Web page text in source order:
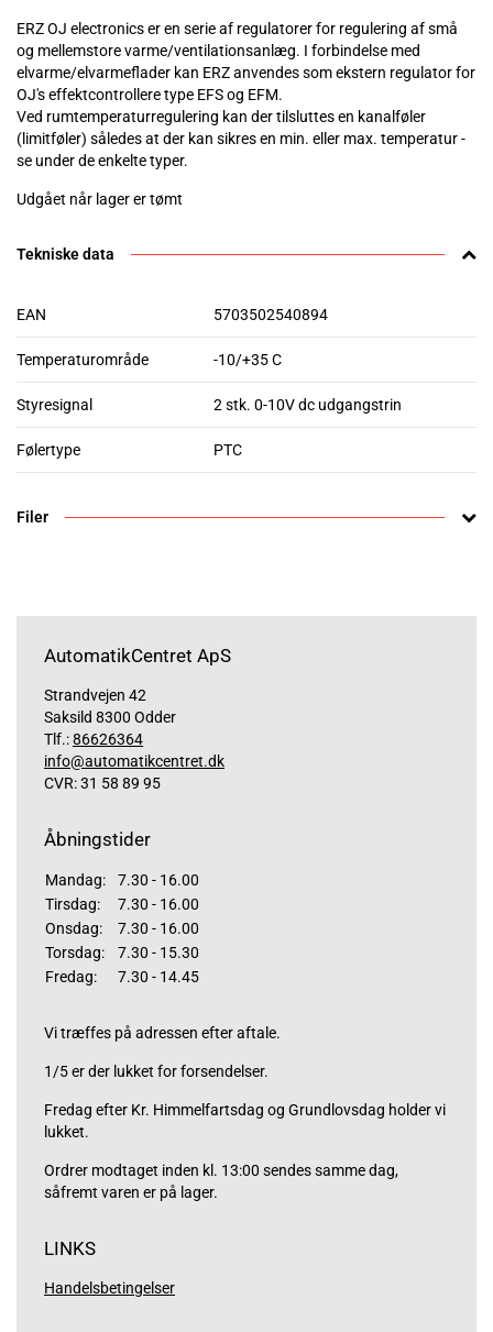
ERZ OJ electronics er en serie af regulatorer for regulering af små
og mellemstore varme/ventilationsanlæg. I forbindelse med
elvarme/elvarmeflader kan ERZ anvendes som ekstern regulator for
OJ's effektcontrollere type EFS og EFM.
Ved rumtemperaturregulering kan der tilsluttes en kanalføler
(limitføler) således at der kan sikres en min. eller max. temperatur -
se under de enkelte typer.
Udgået når lager er tømt
Tekniske data
EAN 5703502540894
Temperaturområde -10/+35 C
Styresignal 2 stk. 0-10V dc udgangstrin
Følertype PTC
Filer
AutomatikCentret ApS
Strandvejen 42
Saksild 8300 Odder
Tlf.:86626364
info@automatikcentret.dk
CVR: 31 58 89 95
Åbningstider
Mandag:
7.30 - 16.00
Tirsdag:
7.30 - 16.00
Onsdag:
7.30 - 16.00
Torsdag:
7.30 - 15.30
Fredag:
7.30 - 14.45
Vi træffes på adressen efter aftale.
1/5 er der lukket for forsendelser.
Fredag efter Kr. Himmelfartsdag og Grundlovsdag holder vi
lukket.
Ordrer modtaget inden kl. 13:00 sendes samme dag,
såfremt varen er på lager.
LINKS
Handelsbetingelser